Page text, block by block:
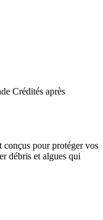
Crédités après
conçus pour protéger vos
débris et algues qui